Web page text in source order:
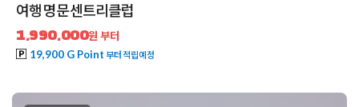
여행 명문 센트리클럽
1,990,000원 부터
19,900 G Point 부터 적립예정